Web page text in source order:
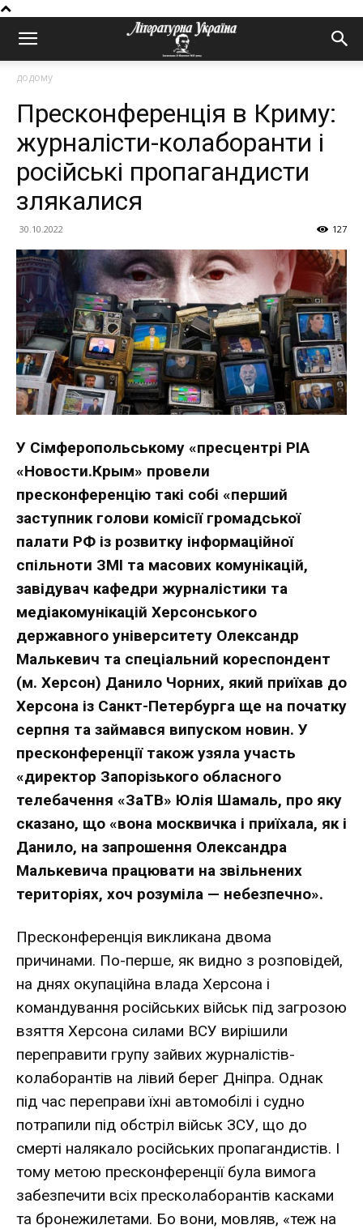
додому
Пресконференція в Криму:
журналісти-колаборанти і
російські пропагандисти
злякалися
30.10.2022 127
У Сімферопольському «пресцентрі РІА
«Новости.Крым» провели
пресконференцію такі собі «перший
заступник голови комісії громадської
палати РФ із розвитку інформаційної
спільноти ЗМІ та масових комунікацій,
завідувач кафедри журналістики та
медіакомунікацій Херсонського
державного університету Олександр
Малькевич та спеціальний кореспондент
(м. Херсон) Данило Чорних, який приїхав до
Херсона із Санкт-Петербурга ще на початку
серпня та займався випуском новин. У
пресконференції також узяла участь
«директор Запорізького обласного
телебачення «ЗаТВ» Юлія Шамаль, про яку
сказано, що «вона москвичка і приїхала, як і
Данило, на запрошення Олександра
Малькевича працювати на звільнених
територіях, хоч розуміла — небезпечно».
Пресконференція викликана двома
причинами. По-перше, як видно з розповідей,
на днях окупаційна влада Херсона і
командування російських військ під загрозою
взяття Херсона силами ВСУ вирішили
переправити групу зайвих журналістів-
колаборантів на лівий берег Дніпра. Однак
під час переправи їхні автомобілі і судно
потрапили під обстріл військ ЗСУ, що до
смерті налякало російських пропагандистів. І
тому метою пресконференції була вимога
забезпечити всіх пресколаборантів касками
та бронежилетами. Бо вони, мовляв, «теж на